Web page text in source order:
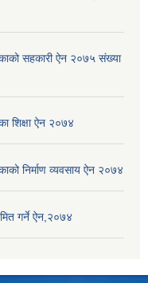
सहकारी ऐन २०७५ संख्या
शिक्षा ऐन २०७४
निर्माण व्यवसाय ऐन २०७४
गर्ने ऐन,२०७४